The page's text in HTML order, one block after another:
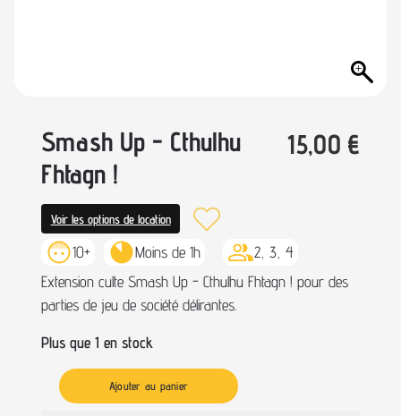
Smash Up - Cthulhu
Fhtagn !
15,00 €
Voir les options de location
10+ Moins de 1h
2, 3, 4
Extension culte Smash Up - Cthulhu Fhtagn ! pour des
parties de jeu de société délirantes.
Plus que 1 en stock
Ajouter au panier